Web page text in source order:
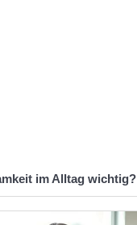
im Alltag wichtig?